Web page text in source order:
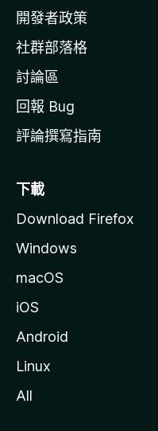
網
開發者政策
社群部落格
討論區
回報 Bug
評論撰寫指南
下載
Download Firefox
Windows
macOS
iOS
Android
Linux
All